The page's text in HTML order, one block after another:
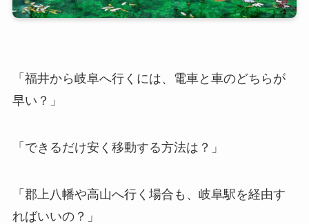
「福井から岐阜へ行くには、電車と車のどちらが
早い？」
「できるだけ安く移動する方法は？」
「郡上八幡や高山へ行く場合も、岐阜駅を経由す
ればいいの？」